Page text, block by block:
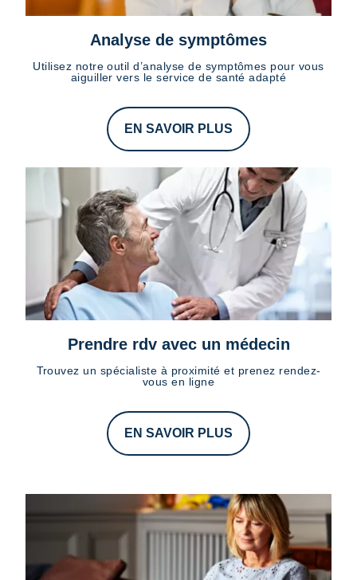
Analyse de symptômes
Utilisez notre outil d’analyse de symptômes pour vous
aiguiller vers le service de santé adapté
EN SAVOIR PLUS
Prendre rdv avec un médecin
Trouvez un spécialiste à proximité et prenez rendez-
vous en ligne
EN SAVOIR PLUS